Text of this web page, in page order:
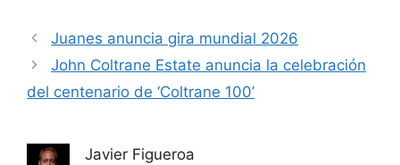
Juanes anuncia gira mundial 2026
John Coltrane Estate anuncia la celebración
del centenario de ‘Coltrane 100’
Javier Figueroa